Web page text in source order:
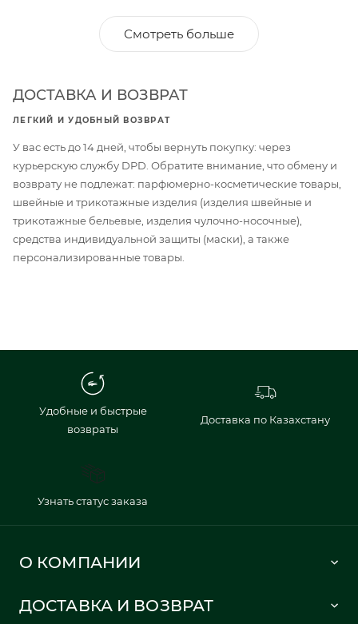
Смотреть больше
ДОСТАВКА И ВОЗВРАТ
ЛЕГКИЙ И УДОБНЫЙ ВОЗВРАТ
У вас есть до 14 дней, чтобы вернуть покупку: через
курьерскую службу DPD. Обратите внимание, что обмену и
возврату не подлежат: парфюмерно-косметические товары,
швейные и трикотажные изделия (изделия швейные и
трикотажные бельевые, изделия чулочно-носочные),
средства индивидуальной защиты (маски), а также
персонализированные товары.
Удобные и быстрые
возвраты
Доставка по Казахстану
Узнать статус заказа
О КОМПАНИИ
Политика в отношении обработки персональных данных
ДОСТАВКА И ВОЗВРАТ